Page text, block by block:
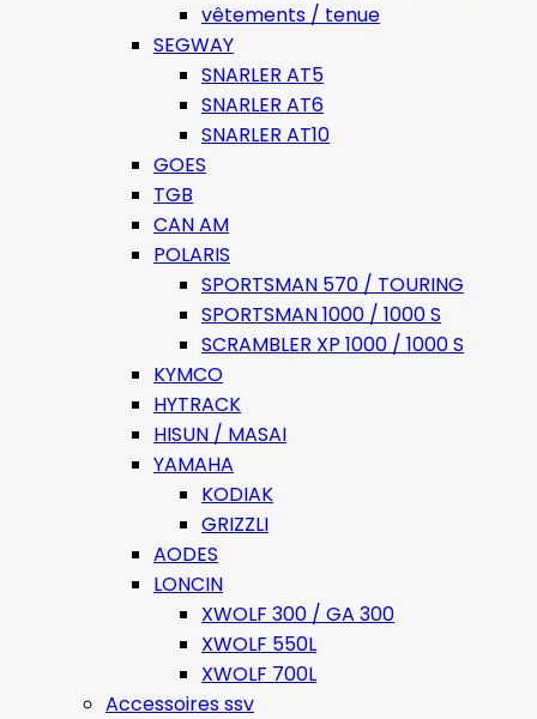
vêtements / tenue
SEGWAY
SNARLER AT5
SNARLER AT6
SNARLER AT10
GOES
TGB
CAN AM
POLARIS
SPORTSMAN 570 / TOURING
SPORTSMAN 1000 / 1000 S
SCRAMBLER XP 1000 / 1000 S
KYMCO
HYTRACK
HISUN / MASAI
YAMAHA
KODIAK
GRIZZLI
AODES
LONCIN
XWOLF 300 / GA 300
XWOLF 550L
XWOLF 700L
Accessoires ssv